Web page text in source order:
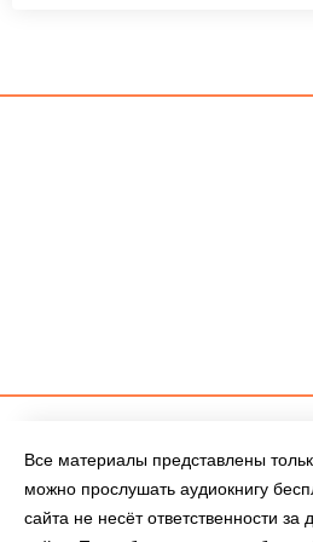
Все материалы представлены
можно прослушать аудиокнигу
сайта не несёт ответственности за